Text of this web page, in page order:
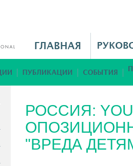
i
n
e
n
u
РОССИЯ:
"ВРЕДА